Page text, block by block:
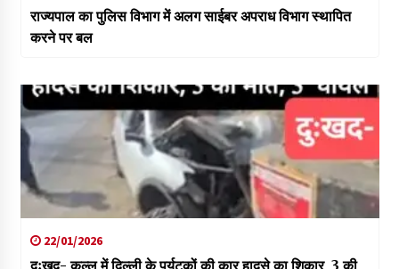
राज्यपाल का पुलिस विभाग में अलग साईबर अपराध विभाग स्थापित
करने पर बल
22/01/2026
दुःखद- कुल्लू में दिल्ली के पर्यटकों की कार हादसे का शिकार, 3 की